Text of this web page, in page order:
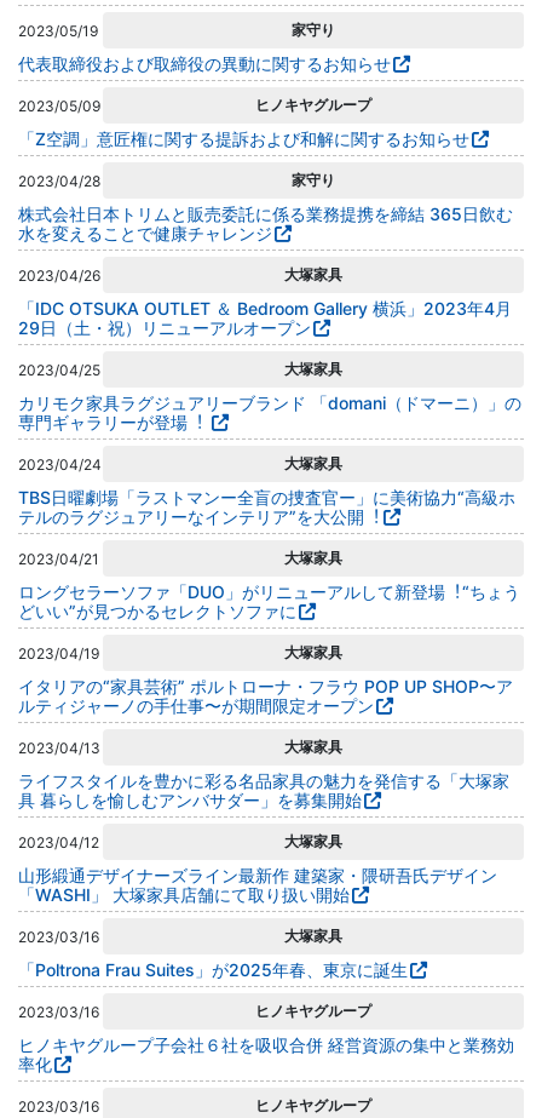
2023/05/19 家守り
代表取締役および取締役の異動に関するお知らせ
2023/05/09 ヒノキヤグループ
「Z空調」意匠権に関する提訴および和解に関するお知らせ
2023/04/28 家守り
株式会社日本トリムと販売委託に係る業務提携を締結 365日飲む
水を変えることで健康チャレンジ
2023/04/26 大塚家具
「IDC OTSUKA OUTLET ＆ Bedroom Gallery 横浜」2023年4月
29日（土・祝）リニューアルオープン
2023/04/25 大塚家具
カリモク家具ラグジュアリーブランド 「domani（ドマーニ）」の
専門ギャラリーが登場︕
2023/04/24 大塚家具
TBS日曜劇場「ラストマンー全盲の捜査官ー」に美術協⼒“⾼級ホ
テルのラグジュアリーなインテリア”を大公開︕
2023/04/21 大塚家具
ロングセラーソファ「DUO」がリニューアルして新登場︕“ちょう
どいい”が見つかるセレクトソファに
2023/04/19 大塚家具
イタリアの“家具芸術” ポルトローナ・フラウ POP UP SHOP〜ア
ルティジャーノの手仕事〜が期間限定オープン
2023/04/13 大塚家具
ライフスタイルを豊かに彩る名品家具の魅力を発信する「大塚家
具 暮らしを愉しむアンバサダー」を募集開始
2023/04/12 大塚家具
山形緞通デザイナーズライン最新作 建築家・隈研吾氏デザイン
「WASHI」 大塚家具店舗にて取り扱い開始
2023/03/16 大塚家具
「Poltrona Frau Suites」が2025年春、東京に誕生
2023/03/16 ヒノキヤグループ
ヒノキヤグループ子会社６社を吸収合併 経営資源の集中と業務効
率化
2023/03/16 ヒノキヤグループ